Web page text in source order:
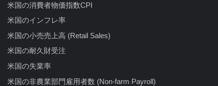
米国の消費者物価指数CPI
米国のインフレ率
米国の小売売上高 (Retail Sales)
米国の耐久財受注
米国の失業率
米国の非農業部門雇用者数 (Non-farm Payroll)